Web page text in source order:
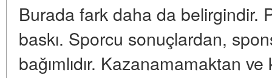
Burada fark daha da
baskı. Sporcu sonuçlardan,
bağımlıdır. Kazanamamaktan